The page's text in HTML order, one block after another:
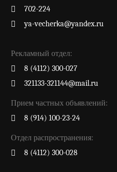
702-224
ya-vecherka@yandex.ru
Рекламный отдел:
8 (4112) 300-027
321133-321144@mail.ru
Прием частных объявлений:
8 (914) 100-23-24
Отдел распространения:
8 (4112) 300-028